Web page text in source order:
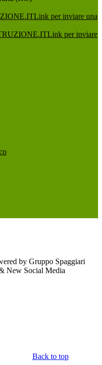
Link per inviare una
Link per inviare
by Gruppo Spaggiari
New Social Media
Back to top